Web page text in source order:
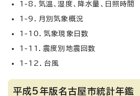
1-8．気温、湿度、降水量、日照時間
1-9．月別気象概況
1-10．気象現象日数
1-11．震度別地震回数
1-12．台風
平成5年版名古屋市統計年鑑